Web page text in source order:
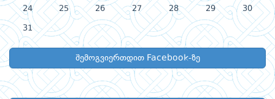
24 25 26 27 28 29 30
31
შემოგვიერთდით Facebook-ზე